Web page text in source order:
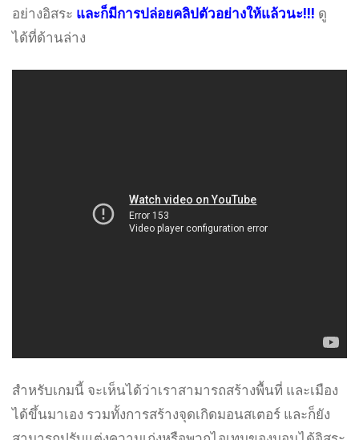
อย่างอิสระ และก็มีการปล่อยคลิปตัวอย่างให้แล้วนะ!!! ดู
ได้ที่ด้านล่าง
สำหรับเกมนี้ จะเห็นได้ว่าเราสามารถสร้างพื้นที่ และเมือง
ได้ขึ้นมาเอง รวมทั้งการสร้างจุดเกิดมอนสเตอร์ และก็ยัง